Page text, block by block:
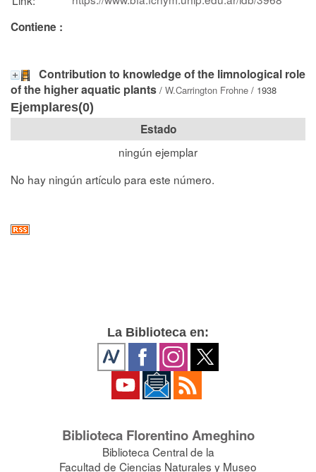
Contiene :
Contribution to knowledge of the limnological role
of the higher aquatic plants / W.Carrington Frohne / 1938
Ejemplares(0)
Estado
ningún ejemplar
No hay ningún artículo para este número.
La Biblioteca en:
Biblioteca Florentino Ameghino
Biblioteca Central de la
Facultad de Ciencias Naturales y Museo